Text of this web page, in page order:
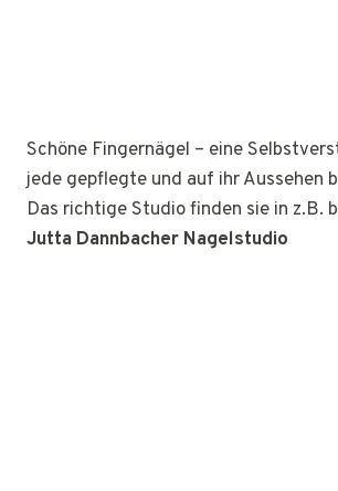
Schöne Fingernägel – eine
jede gepflegte und auf ihr Aussehen
Das richtige Studio finden sie in z.B.
Jutta Dannbacher Nagelstudio